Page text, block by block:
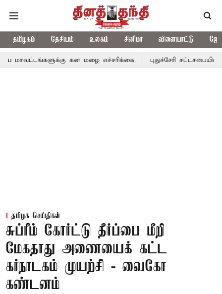
தமிழகம் தேசியம் உலகம் சினிமா விளையாட்டு
கன மழை எச்சரிக்கை புதுச்சேரி சட்டசபையில் வரும்
தமிழக செய்திகள்
சுப்ரீம் கோர்ட்டு தீர்ப்பை மீறி
மேகதாது அணையைக் கட்ட
கர்நாடகம் முயற்சி - வைகோ
கண்டனம்